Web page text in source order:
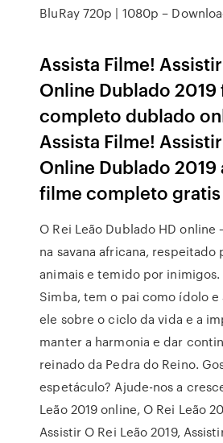
BluRay 720p | 1080p –
Assista Filme!
Online Dublado 2019
completo dublado
Assista Filme!
Online Dublado 2019
filme completo gratis
O Rei Leão Dublado HD online
na savana africana, respeitado
animais e temido por inimigos.
Simba, tem o pai como ídolo
ele sobre o ciclo da vida e a
manter a harmonia e dar
reinado da Pedra do Reino.
espetáculo? Ajude-nos a
Leão 2019 online, O Rei Leão
Assistir O Rei Leão 2019,